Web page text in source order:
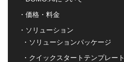
価格・料金
ソリューション
ソリューションパッケージ
クイックスタートテンプレート